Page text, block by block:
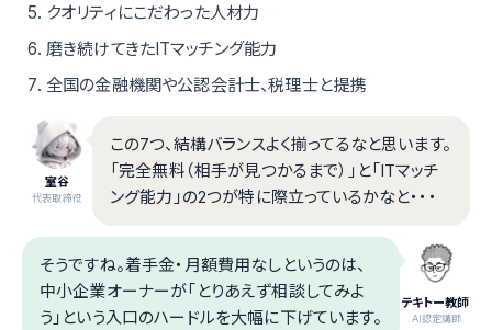
クオリティにこだわった人材力
磨き続けてきたITマッチング能力
全国の金融機関や公認会計士、税理士と提携
室谷
代表取締役
この7つ、結構バランスよく揃ってるなと思います。
「完全無料（相手が見つかるまで）」と「ITマッチ
ング能力」の2つが特に際立っているかなと・・・
テキトー教師
.AI認定講師
そうですね。着手金・月額費用なしというのは、
中小企業オーナーが「とりあえず相談してみよ
う」という入口のハードルを大幅に下げています。